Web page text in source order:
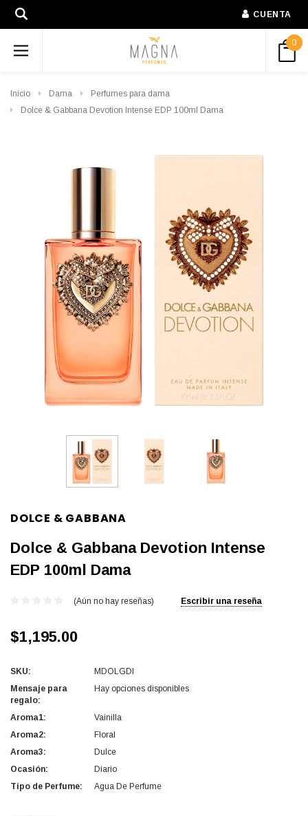
CUENTA
0
Inicio Dama
Perfumes para dama
Dolce & Gabbana Devotion Intense EDP 100ml Dama
DOLCE & GABBANA
Dolce & Gabbana Devotion Intense
EDP 100ml Dama
(Aún no hay reseñas) Escribir una reseña
$1,195.00
SKU:
MDOLGDI
Mensaje para
regalo:
Hay opciones disponibles
Aroma1:
Vainilla
Aroma2:
Floral
Aroma3:
Dulce
Ocasión:
Diario
Tipo de Perfume:
Agua De Perfume